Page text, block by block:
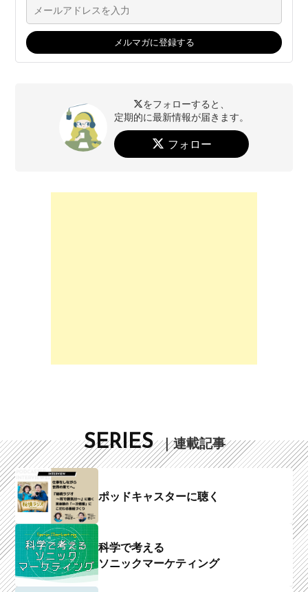
をフォローすると、
定期的に最新情報が届きます。
フォロー
SERIES ｜連載記事
ポッドキャスターに聴く
科学で考える
ソニックマーケティング